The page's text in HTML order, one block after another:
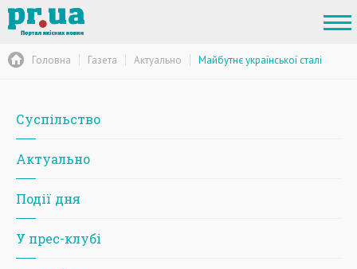
Головна Газета Актуально Майбутнє української сталі
Суспільство
Актуально
Події дня
У прес-клубі